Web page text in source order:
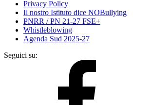
Privacy Policy
Il nostro Istituto dice NOBullying
PNRR / PN 21-27 FSE+
Whistleblowing
Agenda Sud 2025-27
Seguici su: